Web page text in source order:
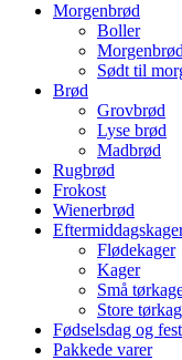
Morgenbrød
Boller
Morgenbrød
Sødt til
Brød
Grovbrød
Lyse brød
Madbrød
Rugbrød
Frokost
Wienerbrød
Flødekager
Kager
Små
Store
Fødselsdag og fest
Pakkede varer